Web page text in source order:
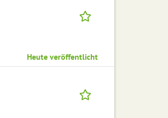
Heute veröffentlicht